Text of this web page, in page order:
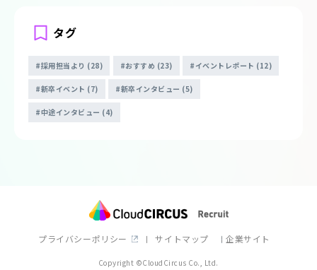
タグ
採用担当より (28) おすすめ (23) イベントレポート (12)
新卒イベント (7) 新卒インタビュー (5)
中途インタビュー (4)
プライバシーポリシー サイトマップ 企業サイト
Copyright ©CloudCircus Co., Ltd.